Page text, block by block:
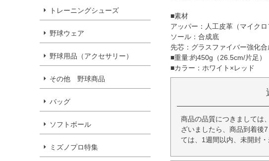
トレーニングシューズ
野球ウェア
野球用品（アクセサリー）
その他 野球商品
バッグ
ソフトボール
ミズノプロ特集
■素材
アッパー：人工皮革（マイクロ
ソール：合成底
先芯：グラスファイバー強化
■重量:約450g（26.5cm/片足）
■カラー：ホワイト×レッド
商品の品質につきましては
ざいましたら、商品到着後
ては、1週間以内、未開封